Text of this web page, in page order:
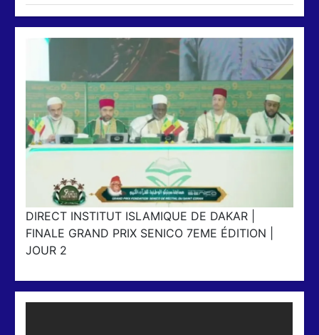
DIRECT INSTITUT ISLAMIQUE DE DAKAR |
FINALE GRAND PRIX SENICO 7EME ÉDITION |
JOUR 2